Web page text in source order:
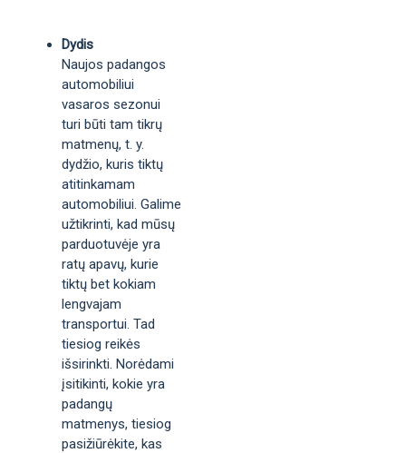
Dydis
Naujos padangos
automobiliui
vasaros sezonui
turi būti tam tikrų
matmenų, t. y.
dydžio, kuris tiktų
atitinkamam
automobiliui. Galime
užtikrinti, kad mūsų
parduotuvėje yra
ratų apavų, kurie
tiktų bet kokiam
lengvajam
transportui. Tad
tiesiog reikės
išsirinkti. Norėdami
įsitikinti, kokie yra
padangų
matmenys, tiesiog
pasižiūrėkite, kas